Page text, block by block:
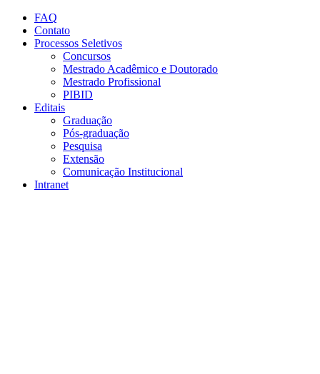
Conteúdo principal
FAQ
Contato
Processos Seletivos
Concursos
Mestrado Acadêmico e Doutorado
Mestrado Profissional
PIBID
Editais
Graduação
Pós-graduação
Pesquisa
Extensão
Comunicação Institucional
Intranet